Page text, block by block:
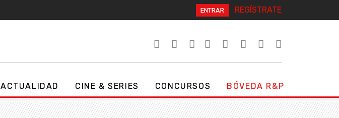
ENTRAR REGÍSTRATE
ACTUALIDAD CINE & SERIES CONCURSOS BÓVEDA R&P